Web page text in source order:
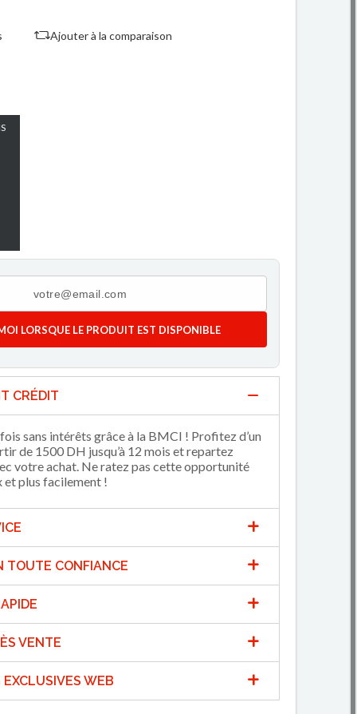
Ajouter à la comparaison
LORSQUE LE PRODUIT EST DISPONIBLE
CRÉDIT
sans intérêts grâce à la BMCI ! Profitez d’un
de 1500 DH jusqu’à 12 mois et repartez
votre achat. Ne ratez pas cette opportunité
et plus facilement !
TOUTE CONFIANCE
VENTE
WEB